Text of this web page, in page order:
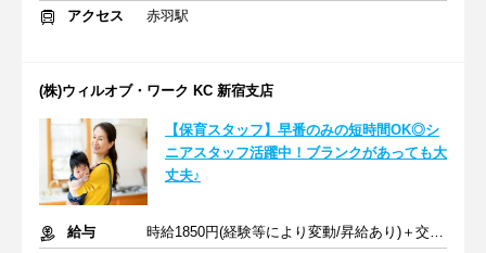
アクセス
赤羽駅
(株)ウィルオブ・ワーク KC 新宿支店
【保育スタッフ】早番のみの短時間OK◎シ
ニアスタッフ活躍中！ブランクがあっても大
丈夫♪
給与
時給1850円(経験等により変動/昇給あり)＋交通費全額支給